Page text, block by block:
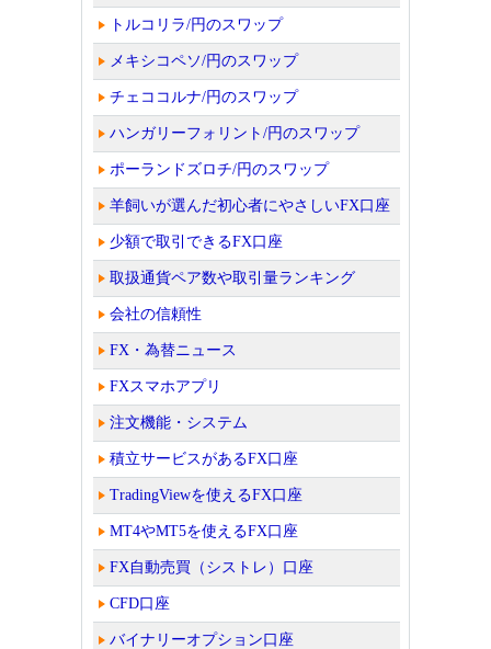
トルコリラ/円のスワップ
メキシコペソ/円のスワップ
チェココルナ/円のスワップ
ハンガリーフォリント/円のスワップ
ポーランドズロチ/円のスワップ
羊飼いが選んだ初心者にやさしいFX口座
少額で取引できるFX口座
取扱通貨ペア数や取引量ランキング
会社の信頼性
FX・為替ニュース
FXスマホアプリ
注文機能・システム
積立サービスがあるFX口座
TradingViewを使えるFX口座
MT4やMT5を使えるFX口座
FX自動売買（シストレ）口座
CFD口座
バイナリーオプション口座